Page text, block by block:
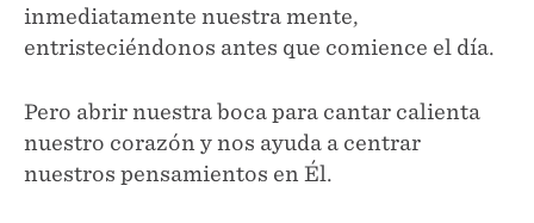
inmediatamente nuestra mente,
entristeciéndonos antes que comience el día.
Pero abrir nuestra boca para cantar calienta
nuestro corazón y nos ayuda a centrar
nuestros pensamientos en Él.